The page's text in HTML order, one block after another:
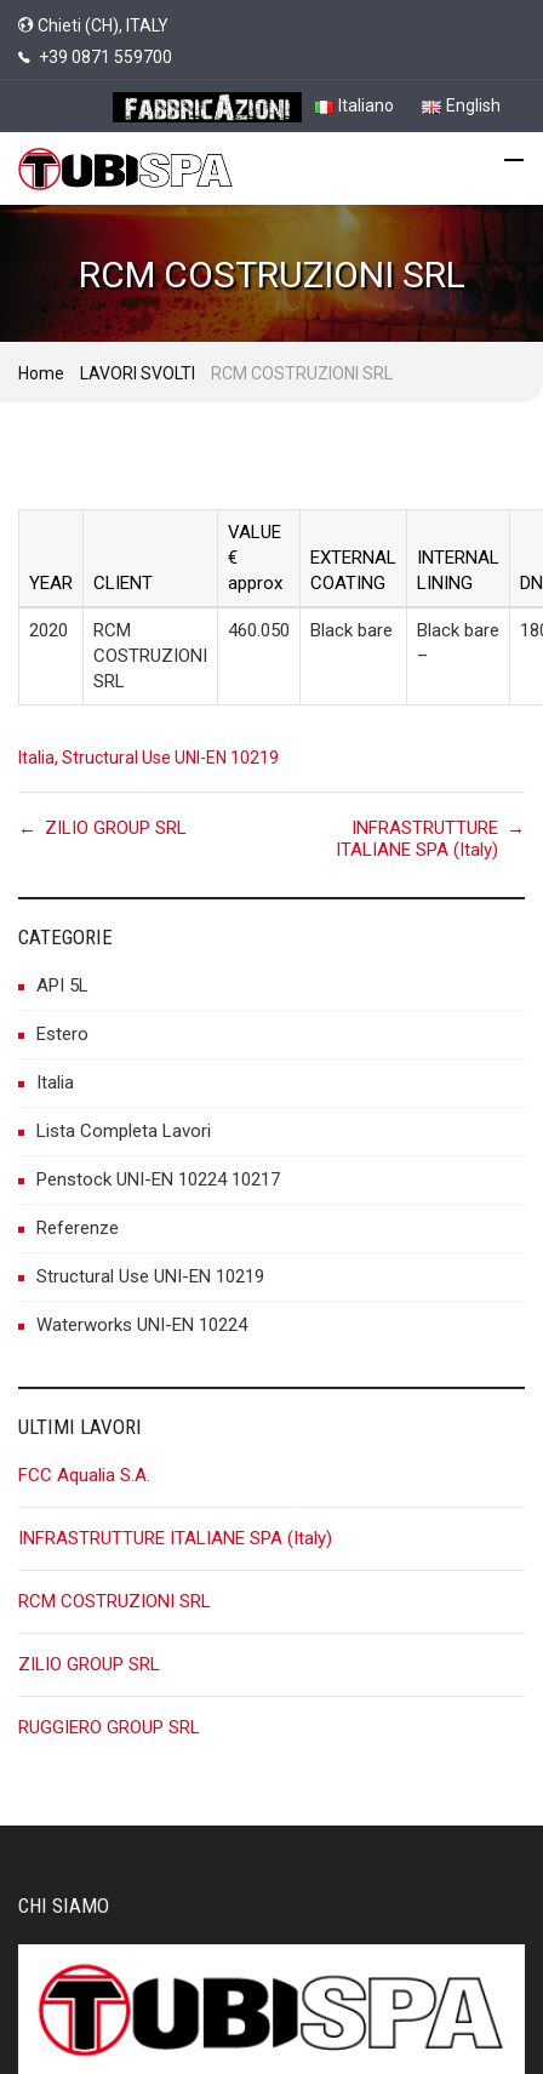
Chieti (CH), ITALY
+39 0871 559700
Italiano English
RCM COSTRUZIONI SRL
Home LAVORI SVOLTI RCM COSTRUZIONI SRL
YEAR CLIENT
VALUE
€
approx
EXTERNAL
COATING
INTERNAL
LINING
DN
2020
RCM
COSTRUZIONI
SRL
460.050 Black bare
Black bare
–
Italia, Structural Use UNI-EN 10219
Post
navigation
← ZILIO GROUP SRL
INFRASTRUTTURE
ITALIANE SPA (Italy)
→
CATEGORIE
API 5L
Estero
Italia
Lista Completa Lavori
Penstock UNI-EN 10224 10217
Referenze
Structural Use UNI-EN 10219
Waterworks UNI-EN 10224
ULTIMI LAVORI
FCC Aqualia S.A.
INFRASTRUTTURE ITALIANE SPA (Italy)
RCM COSTRUZIONI SRL
ZILIO GROUP SRL
RUGGIERO GROUP SRL
CHI SIAMO